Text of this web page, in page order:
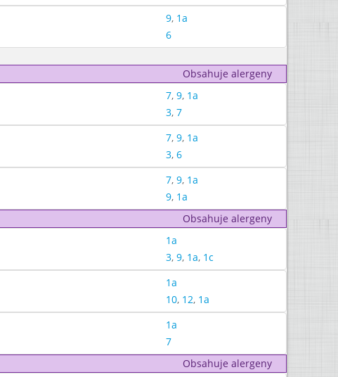
9, 1a
6
Obsahuje alergeny
7, 9, 1a
3, 7
7, 9, 1a
3, 6
7, 9, 1a
9, 1a
Obsahuje alergeny
1a
3, 9, 1a, 1c
1a
10, 12, 1a
1a
7
Obsahuje alergeny